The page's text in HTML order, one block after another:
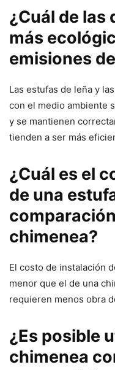
¿Cuál de las
más
emisiones
Las estufas de leña y
con el medio ambiente
y se mantienen
tienden a ser más
¿Cuál es el
de una
chimenea?
El costo de instalación
menor que el de una
requieren menos obra
¿Es posible
chimenea